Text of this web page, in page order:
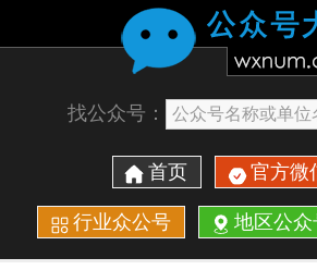
找公众号：
首页 官方微
行业众公号 地区公众